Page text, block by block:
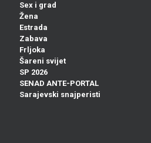
Sex i grad
Žena
Estrada
Zabava
Frljoka
Šareni svijet
SP 2026
SENAD ANTE-PORTAL
Sarajevski snajperisti